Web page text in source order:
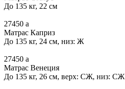
До 135 кг, 22 см
27450 a
Матрас Каприз
До 135 кг, 24 см, низ: Ж
27450 a
Матрас Венеция
До 135 кг, 26 см, верх: СЖ, низ: СЖ